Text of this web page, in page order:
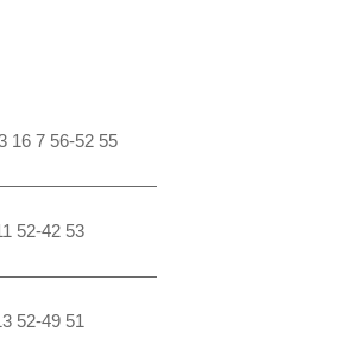
16 7 56-52 55
52-42 53
52-49 51